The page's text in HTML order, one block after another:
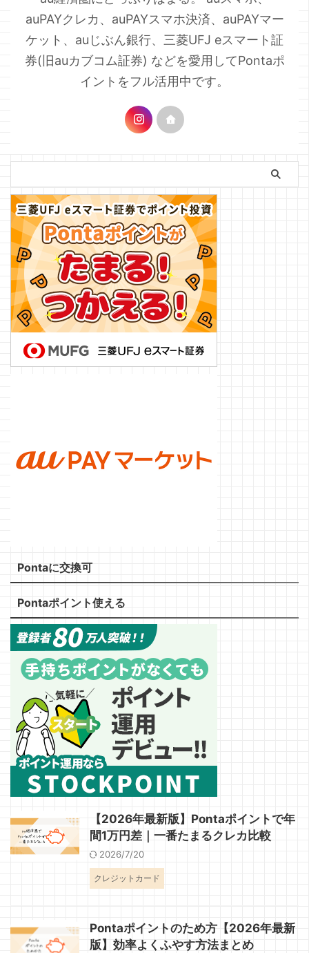
auPAYクレカ、auPAYスマホ決済、auPAYマー
ケット、auじぶん銀行、三菱UFJ eスマート証
券(旧auカブコム証券) などを愛用してPontaポ
イントをフル活用中です。
Pontaに交換可
Pontaポイント使える
【2026年最新版】Pontaポイントで年
間1万円差｜一番たまるクレカ比較
2026/7/20
クレジットカード
Pontaポイントのため方【2026年最新
版】効率よくふやす方法まとめ